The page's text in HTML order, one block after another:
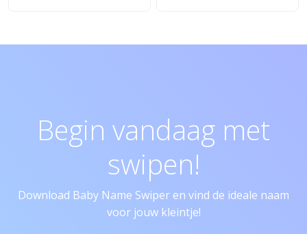
Begin vandaag met
swipen!
Download Baby Name Swiper en vind de ideale naam
voor jouw kleintje!